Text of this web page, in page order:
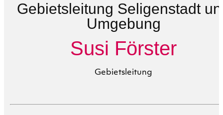
Gebietsleitung Seligenstadt
Umgebung
Susi Förster
Gebietsleitung